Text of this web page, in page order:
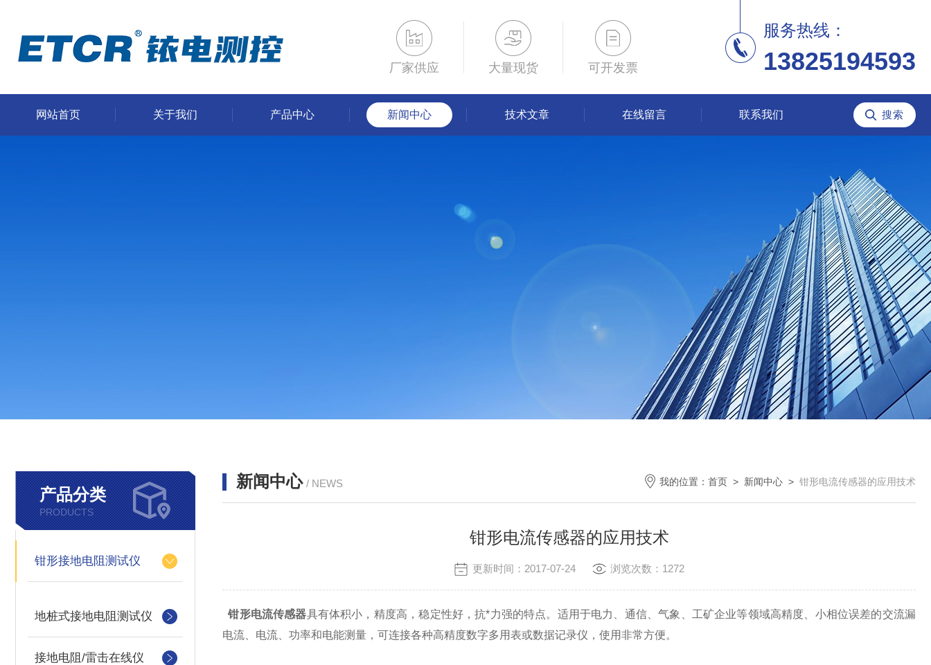
厂家供应 大量现货 可开发票
服务热线：
13825194593
网站首页 关于我们 产品中心 新闻中心 技术文章 在线留言 联系我们
产品分类
PRODUCTS
钳形接地电阻测试仪
地桩式接地电阻测试仪
接地电阻/雷击在线仪
新闻中心 / NEWS 我的位置： 首页 > 新闻中心 > 钳形电流传感器的应用技术
钳形电流传感器的应用技术
更新时间：2017-07-24 浏览次数：1272
钳形电流传感器具有体积小，精度高，稳定性好，抗*力强的特点。适用于电力、通信、气象、工矿企业等领域高精度、小相位误差的交流漏
电流、电流、功率和电能测量，可连接各种高精度数字多用表或数据记录仪，使用非常方便。